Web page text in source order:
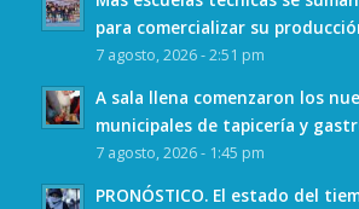
para comercializar su
7 agosto, 2026 - 2:51 pm
A sala llena comenzaron los
municipales de tapicería y
7 agosto, 2026 - 1:45 pm
PRONÓSTICO. El estado del